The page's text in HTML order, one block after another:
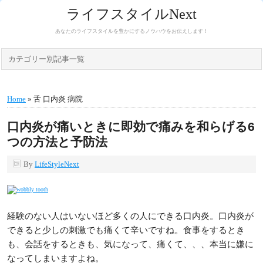
ライフスタイルNext
あなたのライフスタイルを豊かにするノウハウをお伝えします！
カテゴリー別記事一覧
Home » 舌 口内炎 病院
口内炎が痛いときに即効で痛みを和らげる6
つの方法と予防法
By LifeStyleNext
経験のない人はいないほど多くの人にできる口内炎。口内炎が
できると少しの刺激でも痛くて辛いですね。食事をするとき
も、会話をするときも、気になって、痛くて、、、本当に嫌に
なってしまいますよね。